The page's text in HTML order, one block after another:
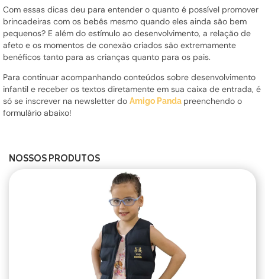
Com essas dicas deu para entender o quanto é possível promover
brincadeiras com os bebês mesmo quando eles ainda são bem
pequenos? E além do estímulo ao desenvolvimento, a relação de
afeto e os momentos de conexão criados são extremamente
benéficos tanto para as crianças quanto para os pais.
Para continuar acompanhando conteúdos sobre desenvolvimento
infantil e receber os textos diretamente em sua caixa de entrada, é
só se inscrever na newsletter do Amigo Panda preenchendo o
formulário abaixo!
NOSSOS PRODUTOS